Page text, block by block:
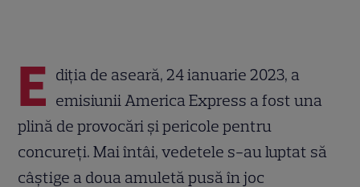
E diția de aseară, 24 ianuarie 2023, a
emisiunii America Express a fost una
plină de provocări și pericole pentru
concureți. Mai întâi, vedetele s-au luptat să
câștige a doua amuletă pusă în joc